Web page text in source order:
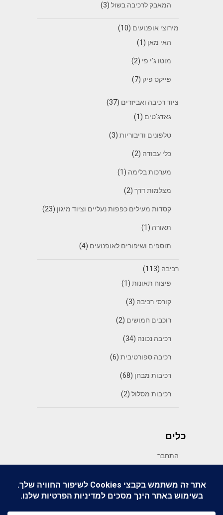
המאבק לרכיבה בשול(3)
מירוצי אופנועים (10)
האי מאן (1)
מוטו ג'י פי (2)
פייקס פיק (7)
ציוד רכיבה ואביזרים (37)
גאדג'טים (1)
טלפונים ודיבוריות(3)
כלי עבודה (2)
מערכות בלימה (1)
מצלמות דרך(2)
קסדות מעילים כפפות נעליים וציוד מיגון (23)
תאורה (1)
תוספים ושיפורים לאופנועים (4)
רכיבה (113)
פיצוח תאונות(1)
קורסי רכיבה (3)
רוכבים חמושים (2)
רכיבה נכונה (34)
רכיבה ספורטיבית(6)
רכיבות מבחן (68)
רכיבות מסלול(2)
כלים
התחבר
פיד תגובות
WordPress.org